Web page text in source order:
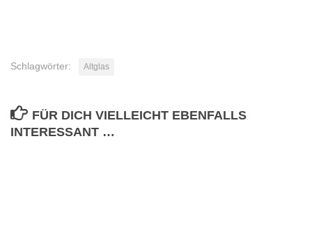
Schlagwörter: Altglas
FÜR DICH VIELLEICHT EBENFALLS
INTERESSANT …